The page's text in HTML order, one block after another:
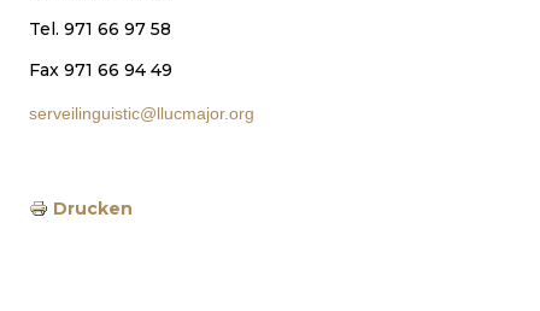
Tel. 971 66 97 58
Fax 971 66 94 49
serveilinguistic@llucmajor.org
Drucken